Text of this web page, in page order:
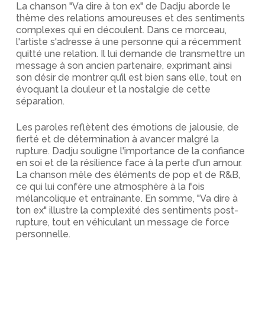
La chanson "Va dire à ton ex" de Dadju aborde le
thème des relations amoureuses et des sentiments
complexes qui en découlent. Dans ce morceau,
l'artiste s'adresse à une personne qui a récemment
quitté une relation. Il lui demande de transmettre un
message à son ancien partenaire, exprimant ainsi
son désir de montrer qu’il est bien sans elle, tout en
évoquant la douleur et la nostalgie de cette
séparation.
Les paroles reflètent des émotions de jalousie, de
fierté et de détermination à avancer malgré la
rupture. Dadju souligne l'importance de la confiance
en soi et de la résilience face à la perte d'un amour.
La chanson mêle des éléments de pop et de R&B,
ce qui lui confère une atmosphère à la fois
mélancolique et entraînante. En somme, "Va dire à
ton ex" illustre la complexité des sentiments post-
rupture, tout en véhiculant un message de force
personnelle.